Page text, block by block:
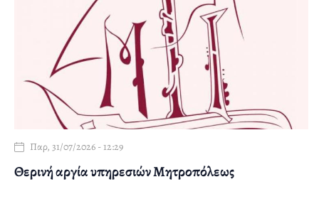
Παρ, 31/07/2026 - 12:29
Θερινή αργία υπηρεσιών Μητροπόλεως